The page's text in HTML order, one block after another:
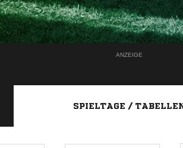
ANZEIGE
SPIELTAGE /